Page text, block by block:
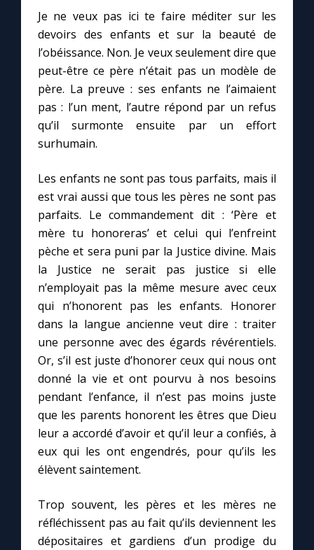
Je ne veux pas ici te faire méditer sur les
devoirs des enfants et sur la beauté de
l’obéissance. Non. Je veux seulement dire que
peut-être ce père n’était pas un modèle de
père. La preuve : ses enfants ne l’aimaient
pas : l’un ment, l’autre répond par un refus
qu’il surmonte ensuite par un effort
surhumain.
Les enfants ne sont pas tous parfaits, mais il
est vrai aussi que tous les pères ne sont pas
parfaits. Le commandement dit : ‘Père et
mère tu honoreras’ et celui qui l’enfreint
pèche et sera puni par la Justice divine. Mais
la Justice ne serait pas justice si elle
n’employait pas la même mesure avec ceux
qui n’honorent pas les enfants. Honorer
dans la langue ancienne veut dire : traiter
une personne avec des égards révérentiels.
Or, s’il est juste d’honorer ceux qui nous ont
donné la vie et ont pourvu à nos besoins
pendant l’enfance, il n’est pas moins juste
que les parents honorent les êtres que Dieu
leur a accordé d’avoir et qu’il leur a confiés, à
eux qui les ont engendrés, pour qu’ils les
élèvent saintement.
Trop souvent, les pères et les mères ne
réfléchissent pas au fait qu’ils deviennent les
dépositaires et gardiens d’un prodige du